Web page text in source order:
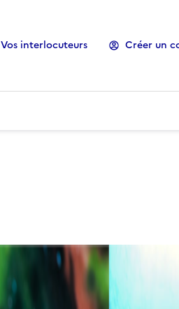
Vos interlocuteurs Créer un